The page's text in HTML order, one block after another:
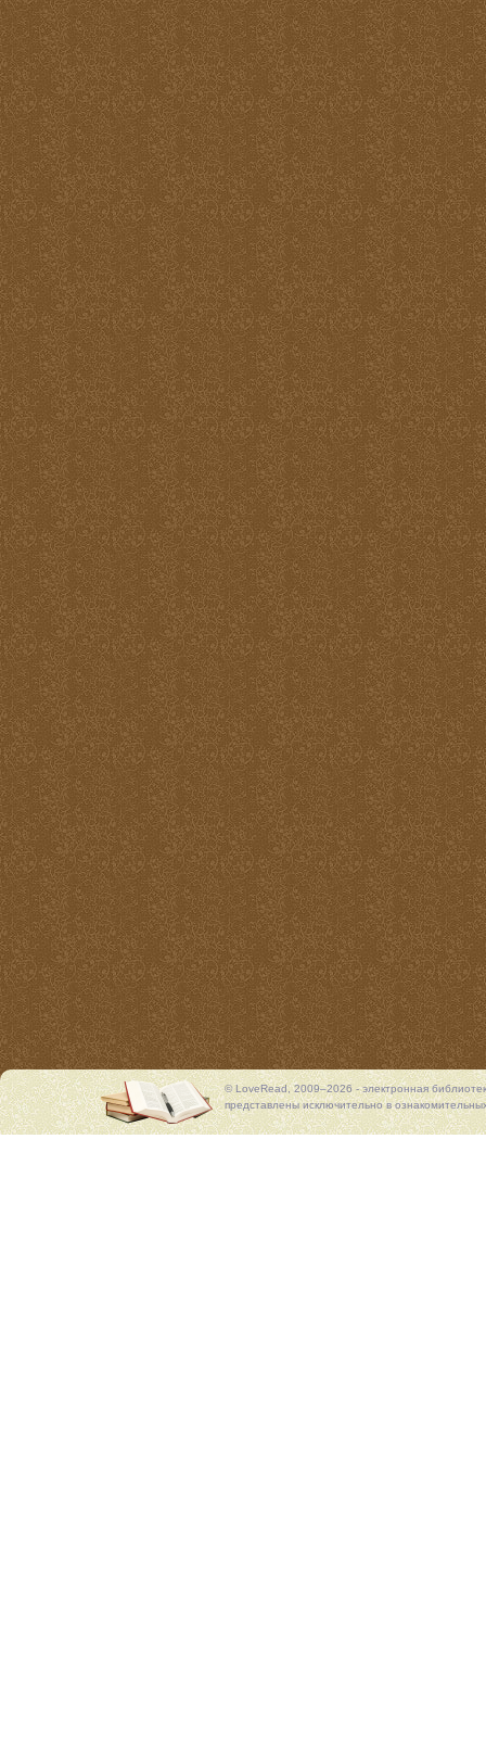
© LoveRead, 2009–2026 - электронная
представлены исключительно в